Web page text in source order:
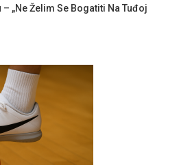
„Ne Želim Se Bogatiti Na Tuđoj